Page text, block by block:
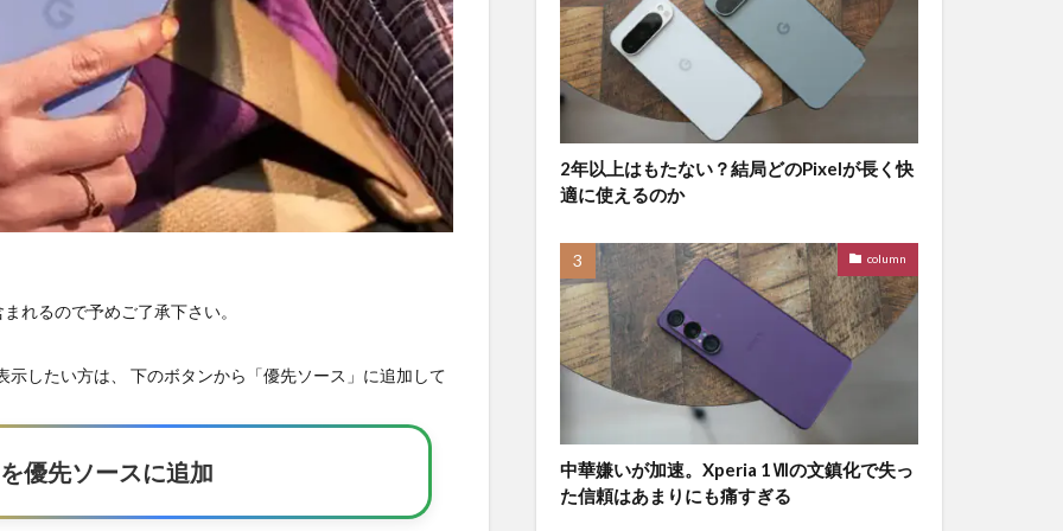
れるので予めご了承下さい。
したい方は、 下のボタンから「優先ソース」に追加して
優先ソースに追加
2年以上はもたない？結局どのPixelが長く快
適に使えるのか
column
中華嫌いが加速。Xperia 1Ⅶの文鎮化で失っ
た信頼はあまりにも痛すぎる